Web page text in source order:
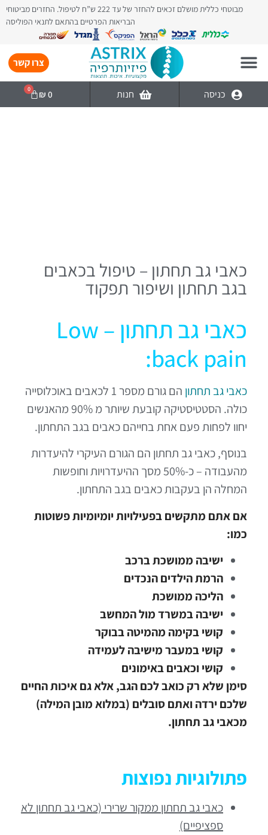
מבוטחי כללית מושלם זכאים להחזר של עד 222 ש”ח לטיפול. החזרים מביטוחי
הבריאות הפרטיים בהתאם לתנאי הפוליסה
צרו קשר
כניסה חנות ₪ 0
0
כאבי גב תחתון – טיפול בכאבים
בגב תחתון ושיפור תפקוד
כאבי גב תחתון – Low
back pain:
כאבי גב תחתון
הם גורם מספר 1 לכאבים באוכלוסייה
כולה. הסטטיסטיקה קובעת שיותר מ 90% מהאנשים
יחוו לפחות פעם אחת בחייהם כאבים בגב התחתון.
בנוסף, כאבי גב תחתון הם הגורם העיקרי להיעדרות
מהעבודה – כ-50% מסך ההיעדרויות וחופשות
המחלה הן בעקבות כאבים בגב התחתון.
אם אתם מתקשים בפעילויות יומיומיות פשוטות
כמו:
ישיבה ממושכת ברכב
הרמת הילדים הנכדים
הליכה ממושכת
ישיבה במשרד מול המחשב
קושי בקימה מהמיטה בבוקר
קושי במעבר מישיבה לעמידה
קושי וכאבים באימונים
סימן שלא רק כואב לכם הגב, אלא גם איכות החיים
שלכם ירדה ואתם סובלים (במלוא מובן המילה)
מכאבי גב תחתון.
פתולוגיות נפוצות
כאבי גב תחתון ממקור שרירי (כאבי גב תחתון לא
ספציפיים)